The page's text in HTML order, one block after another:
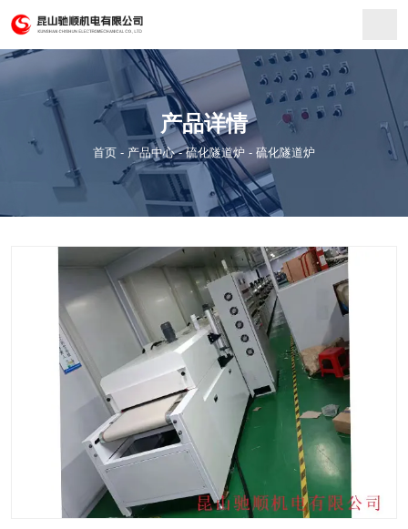
产品详情
首页 - 产品中心 -硫化隧道炉 - 硫化隧道炉